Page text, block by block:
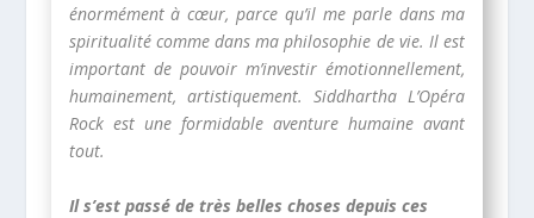
énormément à cœur, parce qu’il me parle dans ma
spiritualité comme dans ma philosophie de vie. Il est
important de pouvoir m’investir émotionnellement,
humainement, artistiquement. Siddhartha L’Opéra
Rock est une formidable aventure humaine avant
tout.
Il s’est passé de très belles choses depuis ces